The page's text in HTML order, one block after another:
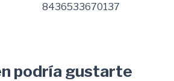
8436533670137
podría gustarte